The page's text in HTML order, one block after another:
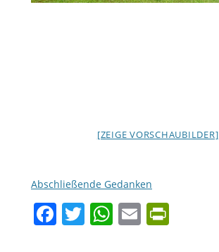
[ZEIGE VORSCHAUBILDER]
Abschließende Gedanken
Facebook
Twitter
WhatsApp
Email